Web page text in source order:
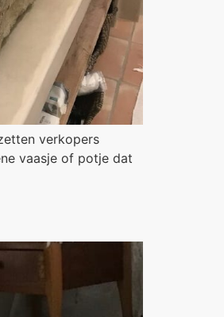
verkopers
vaasje of potje dat